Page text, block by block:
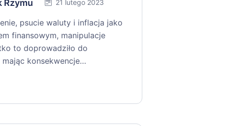
Rzymu 21 lutego 2023
psucie waluty i inflacja jako
finansowym, manipulacje
to doprowadziło do
mając konsekwencje…